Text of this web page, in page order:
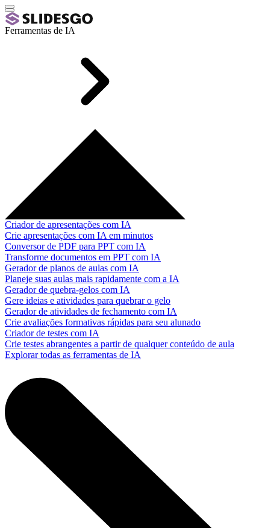
Ferramentas de IA
Criador de apresentações com IA
Crie apresentações com IA em minutos
Conversor de PDF para PPT com IA
Transforme documentos em PPT com IA
Gerador de planos de aulas com IA
Planeje suas aulas mais rapidamente com a IA
Gerador de quebra-gelos com IA
Gere ideias e atividades para quebrar o gelo
Gerador de atividades de fechamento com IA
Crie avaliações formativas rápidas para seu alunado
Criador de testes com IA
Crie testes abrangentes a partir de qualquer conteúdo de aula
Explorar todas as ferramentas de IA